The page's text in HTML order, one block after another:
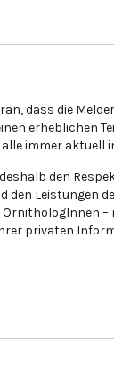
dass die
erheblichen
immer aktuell
den
den Leistungen
–
privaten